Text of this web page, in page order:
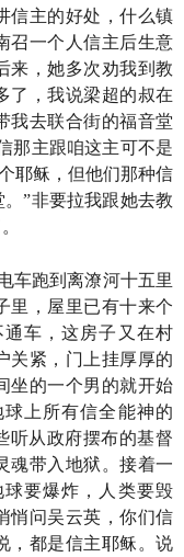
信主的好处，什么镇
召一个人信主后生意
来，她多次劝我到教
了，我说梁超的叔在
我去联合街的福音堂
那主跟咱这主可不是
耶稣，但他们那种信
”非要拉我跟她去教
跑到离潦河十五里
里，屋里已有十来个
车，这房子又在村
关紧，门上挂厚厚的
坐的一个男的就开始
上所有信全能神的
听从政府摆布的基督
魂带入地狱。接着一
要爆炸，人类要毁
悄问吴云英，你们信
，都是信主耶稣。说